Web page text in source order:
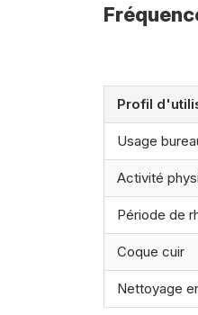
Profil
Usage
Activité
Période de
Coque cuir
Nettoyage